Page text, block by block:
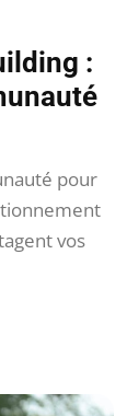
:
pour
vos